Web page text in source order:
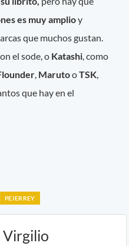
es muy amplioy
que muchos gustan.
el sode, o Katashi , como
MarutooTSK
que hay en el
PEJERREY
Virgilio